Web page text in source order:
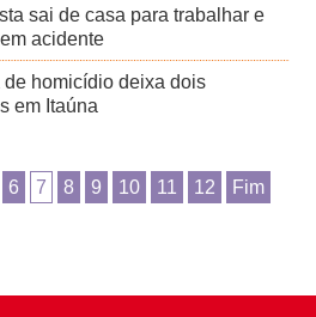
sai de casa para trabalhar e
acidente
de homicídio deixa dois
em Itaúna
6 7 8 9 10 11 12 Fim